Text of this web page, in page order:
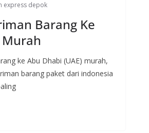
express depok
Barang Ke
ke Abu Dhabi (UAE) murah,
barang paket dari indonesia